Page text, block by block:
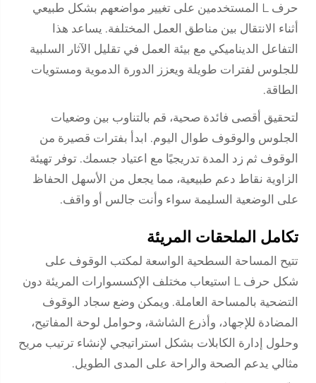
حرف L المستخدمين على تغيير مواضعهم بشكل طبيعي
أثناء الانتقال بين مناطق العمل المختلفة. يساعد هذا
التفاعل الديناميكي مع بيئة العمل في تقليل الآثار السلبية
للجلوس لفترات طويلة ويعزز الدورة الدموية ومستويات
الطاقة.
لتحقيق أقصى فائدة صحية، قم بالتناوب بين وضعيات
الجلوس والوقوف طوال اليوم. ابدأ بفترات قصيرة من
الوقوف ثم زد المدة تدريجيًا مع اعتياد جسمك. توفر تهيئة
الزاوية نقاط دعم طبيعية، مما يجعل من الأسهل الحفاظ
على الوضعية السليمة سواء وأنت جالس أو واقف.
تكامل الملحقات المريئة
تتيح المساحة السطحية الواسعة لمكتب الوقوف على
شكل حرف L استيعاب مختلف الإكسسوارات المريئة دون
التضحية بالمساحة العاملة. ويمكن وضع سجاد الوقوف
المضادة للإجهاد، وأذرع الشاشة، وحوامل لوحة المفاتيح،
وحلول إدارة الكابلات بشكل استراتيجي لإنشاء ترتيب مريح
مثالي يدعم الصحة والراحة على المدى الطويل.